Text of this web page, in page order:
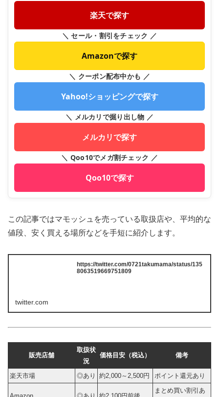
楽天で探す
＼ セール・割引をチェック ／
Amazonで探す
＼ クーポン配布中かも ／
Yahoo!ショッピングで探す
＼ メルカリで掘り出し物 ／
メルカリで探す
＼ Qoo10でメガ割チェック ／
Qoo10で探す
この記事ではマモッシュを売っている取扱店や、平均的な
値段、安く買える場所などを手短に紹介します。
https://twitter.com/0721takumama/status/135
8063519669751809
twitter.com
販売店舗
取扱状
況
価格目安（税込） 備考
楽天市場 ◎あり 約2,000～2,500円 ポイント還元あり
まとめ買い割引あ